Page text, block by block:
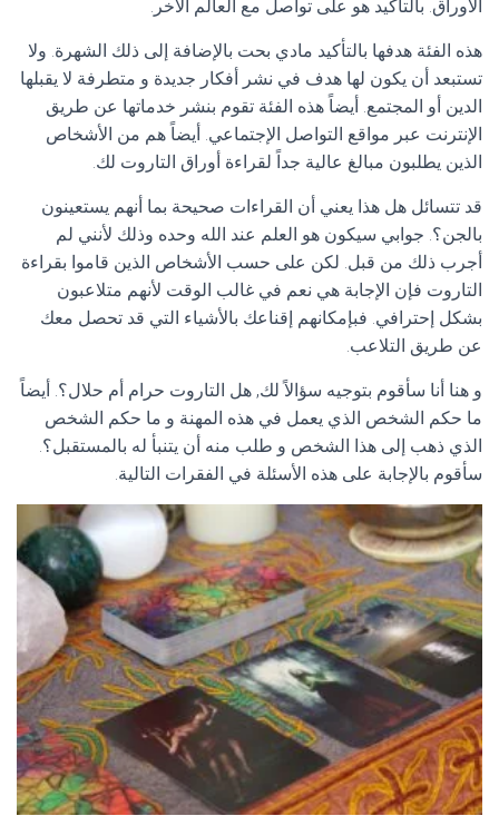
الأوراق. بالتأكيد هو على تواصل مع العالم الآخر.
هذه الفئة هدفها بالتأكيد مادي بحت بالإضافة إلى ذلك الشهرة. ولا
تستبعد أن يكون لها هدف في نشر أفكار جديدة و متطرفة لا يقبلها
الدين أو المجتمع. أيضاً هذه الفئة تقوم بنشر خدماتها عن طريق
الإنترنت عبر مواقع التواصل الإجتماعي. أيضاً هم من الأشخاص
الذين يطلبون مبالغ عالية جداً لقراءة أوراق التاروت لك.
قد تتسائل هل هذا يعني أن القراءات صحيحة بما أنهم يستعينون
بالجن؟. جوابي سيكون هو العلم عند الله وحده وذلك لأنني لم
أجرب ذلك من قبل. لكن على حسب الأشخاص الذين قاموا بقراءة
التاروت فإن الإجابة هي نعم في غالب الوقت لأنهم متلاعبون
بشكل إحترافي. فبإمكانهم إقناعك بالأشياء التي قد تحصل معك
عن طريق التلاعب.
و هنا أنا سأقوم بتوجيه سؤالاً لك, هل التاروت حرام أم حلال؟. أيضاً
ما حكم الشخص الذي يعمل في هذه المهنة و ما حكم الشخص
الذي ذهب إلى هذا الشخص و طلب منه أن يتنبأ له بالمستقبل؟.
سأقوم بالإجابة على هذه الأسئلة في الفقرات التالية.